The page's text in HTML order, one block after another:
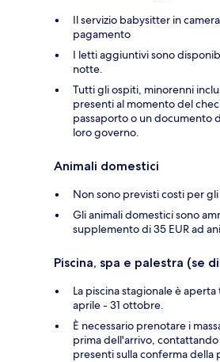
Il servizio babysitter in
pagamento
I letti aggiuntivi sono
notte.
Tutti gli ospiti, minorenni
presenti al momento del
passaporto o un documento
loro governo.
Animali domestici
Non sono previsti costi per
Gli animali domestici sono
supplemento di 35 EUR ad
Piscina, spa e palestra (se
La piscina stagionale è
aprile - 31 ottobre.
È necessario prenotare i
prima dell'arrivo,
presenti sulla conferma della